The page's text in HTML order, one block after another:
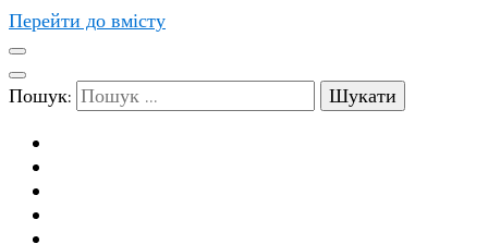
Перейти до вмісту
Пошук: